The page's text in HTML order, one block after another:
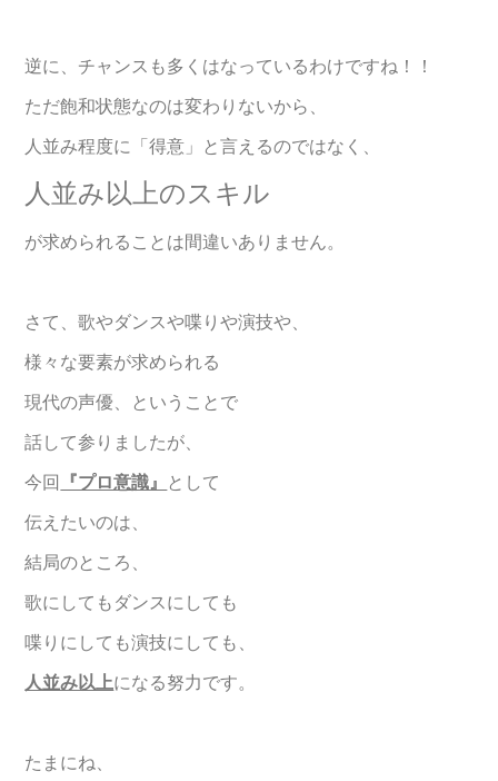
逆に、チャンスも多くはなっているわけですね！！
ただ飽和状態なのは変わりないから、
人並み程度に「得意」と言えるのではなく、
人並み以上のスキル
が求められることは間違いありません。
さて、歌やダンスや喋りや演技や、
様々な要素が求められる
現代の声優、ということで
話して参りましたが、
今回 『プロ意識』 として
伝えたいのは、
結局のところ、
歌にしてもダンスにしても
喋りにしても演技にしても、
人並み以上になる努力です。
たまにね、